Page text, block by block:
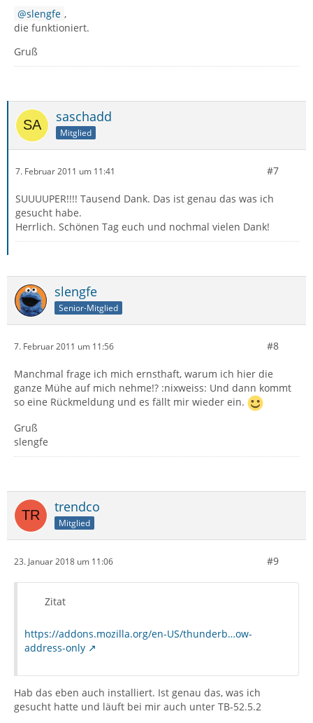
slengfe ,
die funktioniert.
Gruß
saschadd
Mitglied
7. Februar 2011 um 11:41 #7
SUUUUPER!!!! Tausend Dank. Das ist genau das was ich
gesucht habe.
Herrlich. Schönen Tag euch und nochmal vielen Dank!
slengfe
Senior-Mitglied
7. Februar 2011 um 11:56 #8
Manchmal frage ich mich ernsthaft, warum ich hier die
ganze Mühe auf mich nehme!? :nixweiss: Und dann kommt
so eine Rückmeldung und es fällt mir wieder ein.
Gruß
slengfe
trendco
Mitglied
23. Januar 2018 um 11:06 #9
Zitat
https://addons.mozilla.org/en-US/thunderb…ow-
address-only
Hab das eben auch installiert. Ist genau das, was ich
gesucht hatte und läuft bei mir auch unter TB-52.5.2